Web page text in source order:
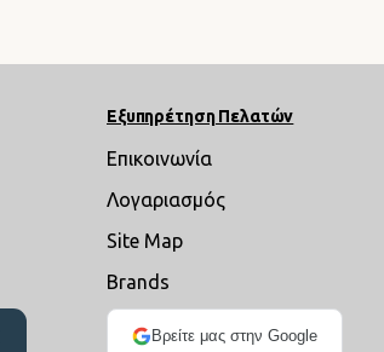
Εξυπηρέτηση Πελατών
Επικοινωνία
Λογαριασμός
Site Map
Brands
Βρείτε μας στην Google